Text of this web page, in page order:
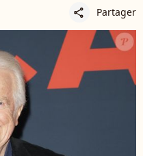
share Partager